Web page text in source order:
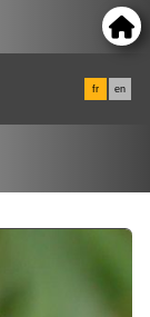
fr en